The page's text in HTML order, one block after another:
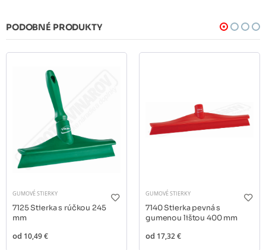
PODOBNÉ PRODUKTY
GUMOVÉ STIERKY
7125 Stierka s rúčkou 245
mm
od 10,49 €
GUMOVÉ STIERKY
7140 Stierka pevná s
gumenou lištou 400 mm
od 17,32 €